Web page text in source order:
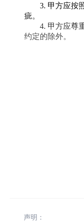
3. 甲方应按
疵。
4. 甲方应尊
约定的除外。
声明：